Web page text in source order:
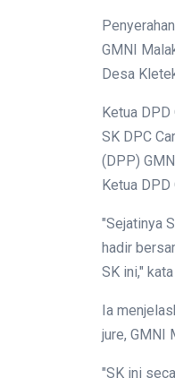
GMNI
Desa
Ketua DPD
SK DPC
(DPP)
Ketua DPD
"Sejatinya
hadir
SK ini,"
Ia
jure, GMNI
"SK ini